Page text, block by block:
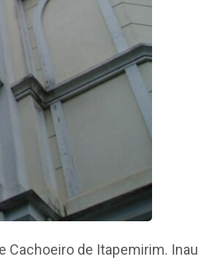
Cachoeiro de Itapemirim.